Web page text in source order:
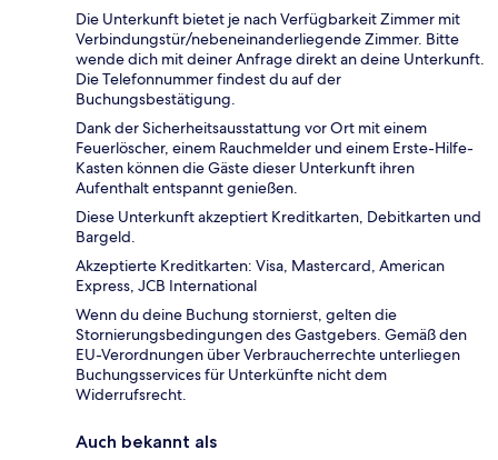
Die Unterkunft bietet je nach Verfügbarkeit Zimmer mit
Verbindungstür/nebeneinanderliegende Zimmer. Bitte
wende dich mit deiner Anfrage direkt an deine Unterkunft.
Die Telefonnummer findest du auf der
Buchungsbestätigung.
Dank der Sicherheitsausstattung vor Ort mit einem
Feuerlöscher, einem Rauchmelder und einem Erste-Hilfe-
Kasten können die Gäste dieser Unterkunft ihren
Aufenthalt entspannt genießen.
Diese Unterkunft akzeptiert Kreditkarten, Debitkarten und
Bargeld.
Akzeptierte Kreditkarten: Visa, Mastercard, American
Express, JCB International
Wenn du deine Buchung stornierst, gelten die
Stornierungsbedingungen des Gastgebers. Gemäß den
EU-Verordnungen über Verbraucherrechte unterliegen
Buchungsservices für Unterkünfte nicht dem
Widerrufsrecht.
Auch bekannt als